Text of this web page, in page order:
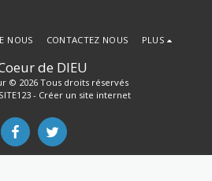
de DIEU
© 2026 Tous droits réservés
SITE123- Créer un site internet
NOUS CONTACTEZ NOUS PLUS